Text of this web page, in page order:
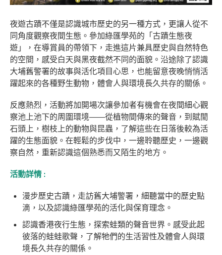
夜遊古蹟不僅是認識城市歷史的另一種方式，更讓人從不
同角度觀察夜間生態。參加綠匯學苑的「古蹟生態夜
遊」，在導賞員的帶領下，走進這片兼具歷史與自然特色
的空間，感受白天與黑夜截然不同的面貌。沿途除了認識
大埔舊警署的故事與活化項目心思，也能留意夜晚悄悄活
躍起來的各種野生動物，體會人與環境長久共存的關係。
反應熱烈，活動將加開場次讓參加者有機會在夜間細心觀
察池上池下的周圍環境——從植物間傳來的聲音，到賦閒
石頭上，樹枝上的動物與昆蟲，了解這些在日落後較為活
躍的生態面貌。在輕鬆的步伐中，一邊聆聽歷史，一邊觀
察自然，重新認識這個熟悉而又陌生的地方。
活動詳情 :
漫步歷史古蹟，走訪舊大埔警署，細聽當中的歷史點
滴，以及認識綠匯學苑的活化與保育理念。
認識香港夜行生態，探索蛙類的聲音世界。感受此起
彼落的蛙蛙歌聲，了解牠們的生活習性及體會人與環
境長久共存的關係。